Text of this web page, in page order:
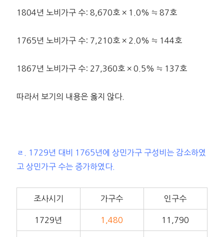
1804년 노비가구 수: 8,670호 × 1.0% ≒ 87호
1765년 노비가구 수: 7,210호 × 2.0% ≒ 144호
1867년 노비가구 수: 27,360호 × 0.5% ≒ 137호
따라서 보기의 내용은 옳지 않다.
ㄹ. 1729년 대비 1765년에 상민가구 구성비는 감소하였
고 상민가구 수는 증가하였다.
조사시기 가구수 인구수
1729년 1,480 11,790